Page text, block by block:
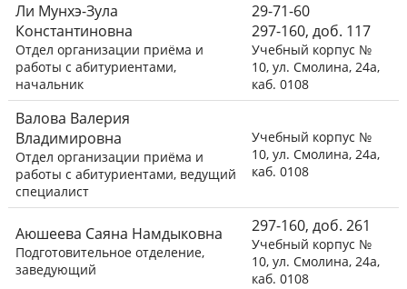
Ли Мунхэ-Зула
Константиновна
Отдел организации приёма и
работы с абитуриентами,
начальник
29-71-60
297-160, доб. 117
Учебный корпус №
10, ул. Смолина, 24а,
каб. 0108
Валова Валерия
Владимировна
Отдел организации приёма и
работы с абитуриентами, ведущий
специалист
Учебный корпус №
10, ул. Смолина, 24а,
каб. 0108
Аюшеева Саяна Намдыковна
Подготовительное отделение,
заведующий
297-160, доб. 261
Учебный корпус №
10, ул. Смолина, 24а,
каб. 0108